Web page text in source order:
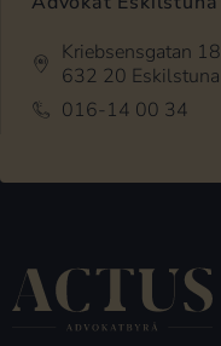
Kriebsensgatan 18
632 20 Eskilstuna
016-14 00 34